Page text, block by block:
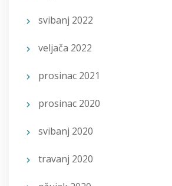
svibanj 2022
veljača 2022
prosinac 2021
prosinac 2020
svibanj 2020
travanj 2020